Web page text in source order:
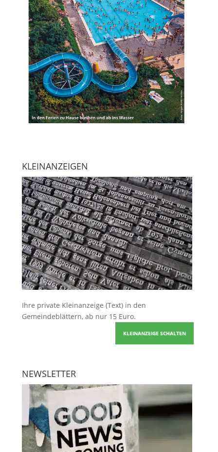
KLEINANZEIGEN
Ihre private Kleinanzeige (Text) in den
Gemeindeblättern, ab nur 15 Euro.
KLEINANZEIGE SCHALTEN
NEWSLETTER